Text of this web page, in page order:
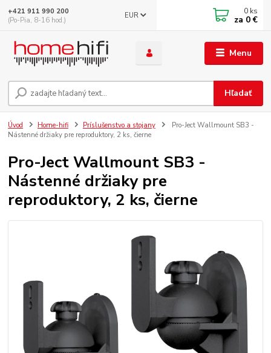
Menu
EUR
Hľadať
+421 911 990 200
(Po-Pia, 8-16 hod.)
0 ks
za 0 €
Úvod Home-hifi Príslušenstvo a stojany
Pro-Ject Wallmount SB3 -
Nástenné držiaky pre reproduktory, 2 ks, čierne
Pro-Ject Wallmount SB3 -
Nástenné držiaky pre
reproduktory, 2 ks, čierne